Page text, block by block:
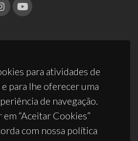
para atividades de
para lhe oferecer uma
de navegação.
em “Aceitar Cookies”
com nossa política
Santiago